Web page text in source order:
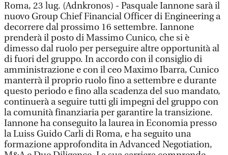
Roma, 23 lug. (Adnkronos) - Pasquale Iannone sarà il
nuovo Group Chief Financial Officer di Engineering a
decorrere dal prossimo 16 settembre. Iannone
prenderà il posto di Massimo Cunico, che si è
dimesso dal ruolo per perseguire altre opportunità al
di fuori del gruppo. In accordo con il consiglio di
amministrazione e con il ceo Maximo Ibarra, Cunico
manterrà il proprio ruolo fino a settembre e durante
questo periodo e fino alla scadenza del suo mandato,
continuerà a seguire tutti gli impegni del gruppo con
la comunità finanziaria per garantire la transizione.
Iannone ha conseguito la laurea in Economia presso
la Luiss Guido Carli di Roma, e ha seguito una
formazione approfondita in Advanced Negotiation,